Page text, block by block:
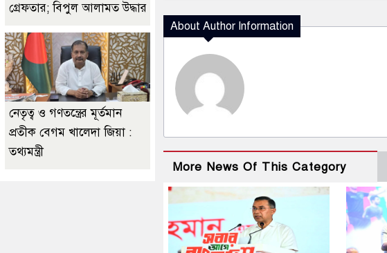
About Author Information
More News Of This Category
গ্রেফতার; বিপুল আলামত উদ্ধার
নেতৃত্ব ও গণতন্ত্রের মূর্তমান
প্রতীক বেগম খালেদা জিয়া :
তথ্যমন্ত্রী